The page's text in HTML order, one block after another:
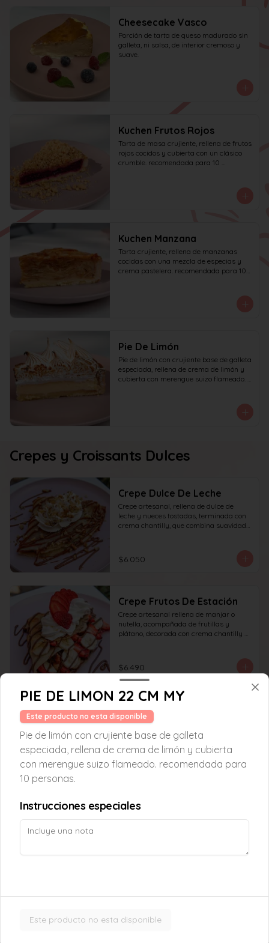
Cheesecake Vasco
Porción de tarta de queso madurado sin
galleta, ni salsa, de interior cremoso y
suave.
Kuchen Frutos Rojos
Tarta de masa crujiente, rellena de frutos
rojos cocidos y cubierta con un clásico
crumble. recomendada para 10
Kuchen Manzana
Tarta crujiente, rellena de manzanas
cocidas con una mezcla de especias y
crema pastelera. recomendada para 10
Pie De Limón
Pie de limón con crujiente base de galleta
especiada, rellena de crema de limón y
cubierta con merengue suizo flameado.
Crepes y Croissants Dulces
Crepe Dulce De Leche
Crepe artesanal, rellena de dulce de
leche y nueces tostadas, terminada con
crema chantilly, que combina suavidad
$6.050
Crepe Frutos De Estación
Crepe artesanal rellena de manjar o
nutella, acompañada de frutillas y
plátano, decorada con crema chantilly y
textura en cada bocado.
$6.490
Crepe Nutella
Crepe artesanal rellena de nutella y
almendras fileteadas tostadas, decorada
con crema chantilly, que combina el
sabor intenso del chocolate con el toque
crujiente de las almendras en cada
bocado.
Croissant Choco Fruta
Croissant Nutella
PIE DE LIMON 22 CM MY
Este producto no esta disponible
Pie de limón con crujiente base de galleta
especiada, rellena de crema de limón y cubierta
con merengue suizo flameado. recomendada para
10 personas.
Instrucciones especiales
Este producto no esta disponible